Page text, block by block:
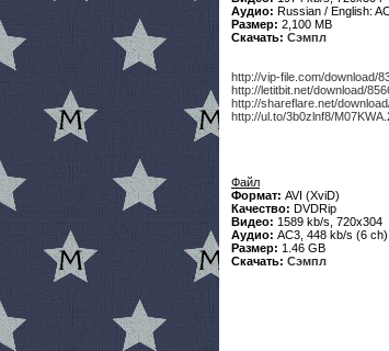
Аудио: Russian / English:
Размер: 2,100 MB
Скачать: Сэмпл
http://vip-file.com/download/
http://letitbit.net/download/
http://shareflare.net/
http://ul.to/3b0zlnf8/
Файл
Формат: AVI (XviD)
Качество: DVDRip
Видео: 1589 kb/s, 720x304
Аудио: AC3, 448 kb/s (6 ch)
Размер: 1.46 GB
Скачать: Сэмпл